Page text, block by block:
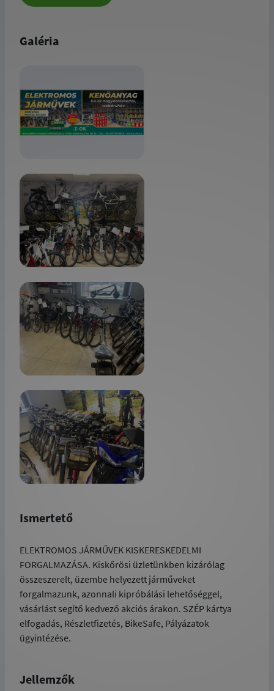
Galéria
Ismertető
ELEKTROMOS JÁRMŰVEK KISKERESKEDELMI
FORGALMAZÁSA. Kiskőrösi üzletünkben kizárólag
összeszerelt, üzembe helyezett járműveket
forgalmazunk, azonnali kipróbálási lehetőséggel,
vásárlást segítő kedvező akciós árakon. SZÉP kártya
elfogadás, Részletfizetés, BikeSafe, Pályázatok
ügyintézése.
Jellemzők